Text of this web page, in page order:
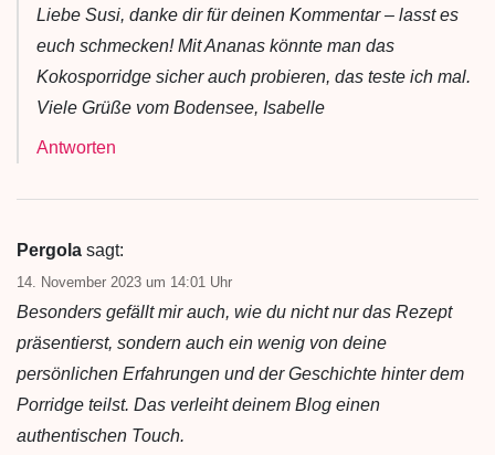
Liebe Susi, danke dir für deinen Kommentar – lasst es
euch schmecken! Mit Ananas könnte man das
Kokosporridge sicher auch probieren, das teste ich mal.
Viele Grüße vom Bodensee, Isabelle
Antworten
Pergola sagt:
14. November 2023 um 14:01 Uhr
Besonders gefällt mir auch, wie du nicht nur das Rezept
präsentierst, sondern auch ein wenig von deine
persönlichen Erfahrungen und der Geschichte hinter dem
Porridge teilst. Das verleiht deinem Blog einen
authentischen Touch.